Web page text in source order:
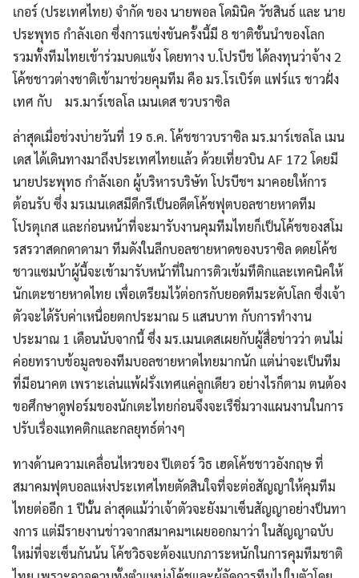
เกอร์ (ประเทศไทย) จำกัด ของ นายพอล โดมินิค วัชสินธ์ และ นาย
ประพุทธ กำลังเอก ซึ่งการแข่งขันครั้งนี้มี 8 ชาติชั้นนำของโลก
รวมทั้งทีมไทยเข้าร่วมบดแข้ง โดยทาง บ.โปรบีช ได้ลงทุนว่าจ้าง 2
โค้ชชาวต่างชาติเข้ามาช่วยคุมทีม คือ มร.โรเบิร์ต แฟร์แร ชาวฝั่ง
เทศ กับ มร.มาร์เชลโล เมนเดส ชวบราซิล
ล่าสุดเมื่อช่วงบ่ายวันที่ 19 ธ.ค. โค้ชชาวบราซิล มร.มาร์เชลโล เมน
เดส ได้เดินทางมาถึงประเทศไทยแล้ว ด้วยเที่ยวบิน AF 172 โดยมี
นายประพุทธ กำลังเอก ผู้บริหารบริษัท โปรบีชฯ มาคอยให้การ
ต้อนรับ ซึ่ง มรเมนเดสมีดีกรีเป็นอดีตโค้ชฟุตบอลชายหาดทีม
โปรตุเกส และก่อนหน้าที่จะมารับงานคุมทีมไทยก็เป็นโค้ชของสโม
รสรวาสดกดาดามา ทีมดังในลีกบอลชายหาดของบราซิล ดดยโค้ช
ชาวแซมบ้าผู้นี้จะเข้ามารับหน้าที่ในการติวเข้มทึติกและเทคนิคให้
นักเตะชายหาดไทย เพื่อเตรียมไว้ต่อกรกับยอดทีมระดับโลก ซึ่งเจ้า
ตัวจะได้รับค่าเหนื่อยตกประมาณ 5 แสนบาท กับการทำงาน
ประมาณ 1 เดือนนับจากนี้ ซึ่ง มร.เมนเดสเผยกับผู้สื่อข่าวว่า ตนไม่
ค่อยทราบข้อมูลของทีมบอลชายหาดไทยมากนัก แต่น่าจะเป็นทีม
ที่มีอนาคต เพราะเล่นแพ้ฝรั่งเทศแค่ลูกเดียว อย่างไรก็ตาม ตนต้อง
ขอศึกษาดูฟอร์มของนักเตะไทยก่อนจึงจะเรืชิ่มวางแผนงานในการ
ปรับเรื่องแทคติกและกลยุทธ์ต่างๆ
ทางด้านความเคลื่อนไหวของ ปีเตอร์ วิธ เฮดโค้ชชาวอังกฤษ ที่
สมาคมฟุตบอลแห่งประเทศไทยตัดสินใจที่จะต่อสัญญาให้คุมทีม
ไทยต่ออีก 1 ปีนั้น ล่าสุดแม้ว่าเจ้าตัวจะยังมาเซ็นสัญญาอย่างป็นทา
งการ แต่มีรายงานข่าวจากสมาคมฯเผยออกมาว่า ในสัญญาฉบับ
ใหม่ที่จะเซ็นกันน้น โค้ชวิธจะต้องแบกภาระหนักในการคุมทีมชาติ